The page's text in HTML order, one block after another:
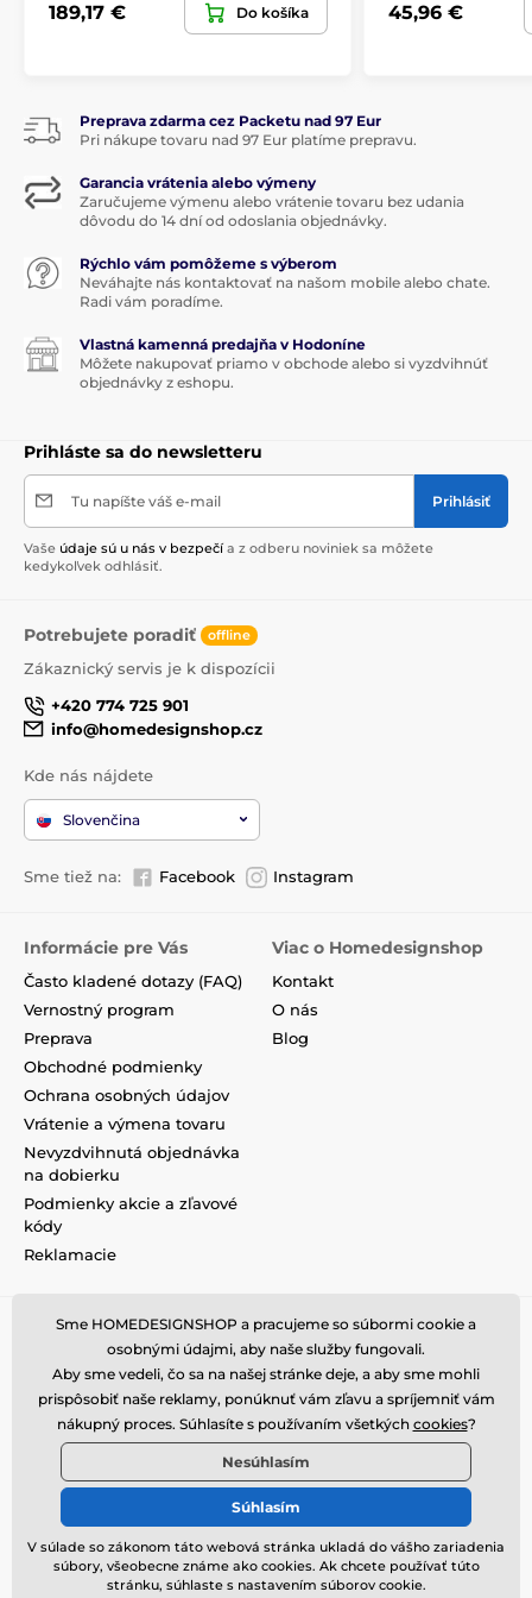
TOY'S DELIGHT
189,17 € Do košíka 45,96 €
Preprava zdarma cez Packetu nad 97 Eur
Pri nákupe tovaru nad 97 Eur platíme prepravu.
Garancia vrátenia alebo výmeny
Zaručujeme výmenu alebo vrátenie tovaru bez udania
dôvodu do 14 dní od odoslania objednávky.
Rýchlo vám pomôžeme s výberom
Neváhajte nás kontaktovať na našom mobile alebo chate.
Radi vám poradíme.
Vlastná kamenná predajňa v Hodoníne
Môžete nakupovať priamo v obchode alebo si vyzdvihnúť
objednávky z eshopu.
Prihláste sa do newsletteru
Tu napíšte váš e-mail Prihlásiť
Vaše údaje sú u nás v bezpečí a z odberu noviniek sa môžete
kedykoľvek odhlásiť.
Potrebujete poradiť offline
Zákaznický servis je k dispozícii
+420 774 725 901
info@homedesignshop.cz
Kde nás nájdete
Slovenčina
Sme tiež na: Facebook Instagram
Informácie pre Vás
Často kladené dotazy (FAQ)
Vernostný program
Preprava
Obchodné podmienky
Ochrana osobných údajov
Vrátenie a výmena tovaru
Nevyzdvihnutá objednávka
na dobierku
Podmienky akcie a zľavové
kódy
Reklamacie
Viac o Homedesignshop
Kontakt
O nás
Blog
© 2026 www.homedesignshop.sk ⦁ E-shop vytvorilaSIMPLIA.cz
Sme HOMEDESIGNSHOP a pracujeme so súbormi cookie a
osobnými údajmi, aby naše služby fungovali.
Aby sme vedeli, čo sa na našej stránke deje, a aby sme mohli
prispôsobiť naše reklamy, ponúknuť vám zľavu a spríjemniť vám
nákupný proces. Súhlasíte s používaním všetkých cookies?
Nesúhlasím
Súhlasím
V súlade so zákonom táto webová stránka ukladá do vášho zariadenia
súbory, všeobecne známe ako cookies. Ak chcete používať túto
stránku, súhlaste s nastavením súborov cookie.